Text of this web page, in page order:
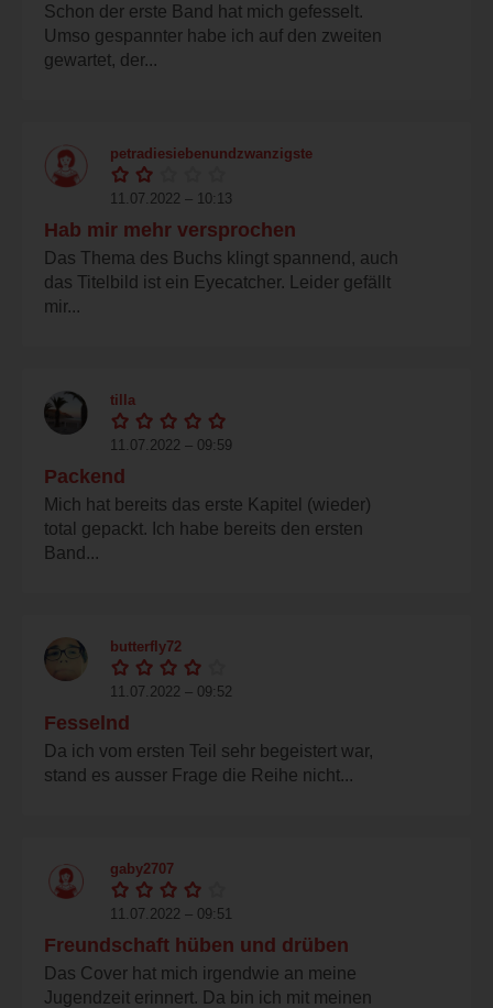
Schon der erste Band hat mich gefesselt.
Umso gespannter habe ich auf den zweiten
gewartet, der...
petradiesiebenundzwanzigste
11.07.2022 – 10:13
Hab mir mehr versprochen
Das Thema des Buchs klingt spannend, auch
das Titelbild ist ein Eyecatcher. Leider gefällt
mir...
tilla
11.07.2022 – 09:59
Packend
Mich hat bereits das erste Kapitel (wieder)
total gepackt. Ich habe bereits den ersten
Band...
butterfly72
11.07.2022 – 09:52
Fesselnd
Da ich vom ersten Teil sehr begeistert war,
stand es ausser Frage die Reihe nicht...
gaby2707
11.07.2022 – 09:51
Freundschaft hüben und drüben
Das Cover hat mich irgendwie an meine
Jugendzeit erinnert. Da bin ich mit meinen